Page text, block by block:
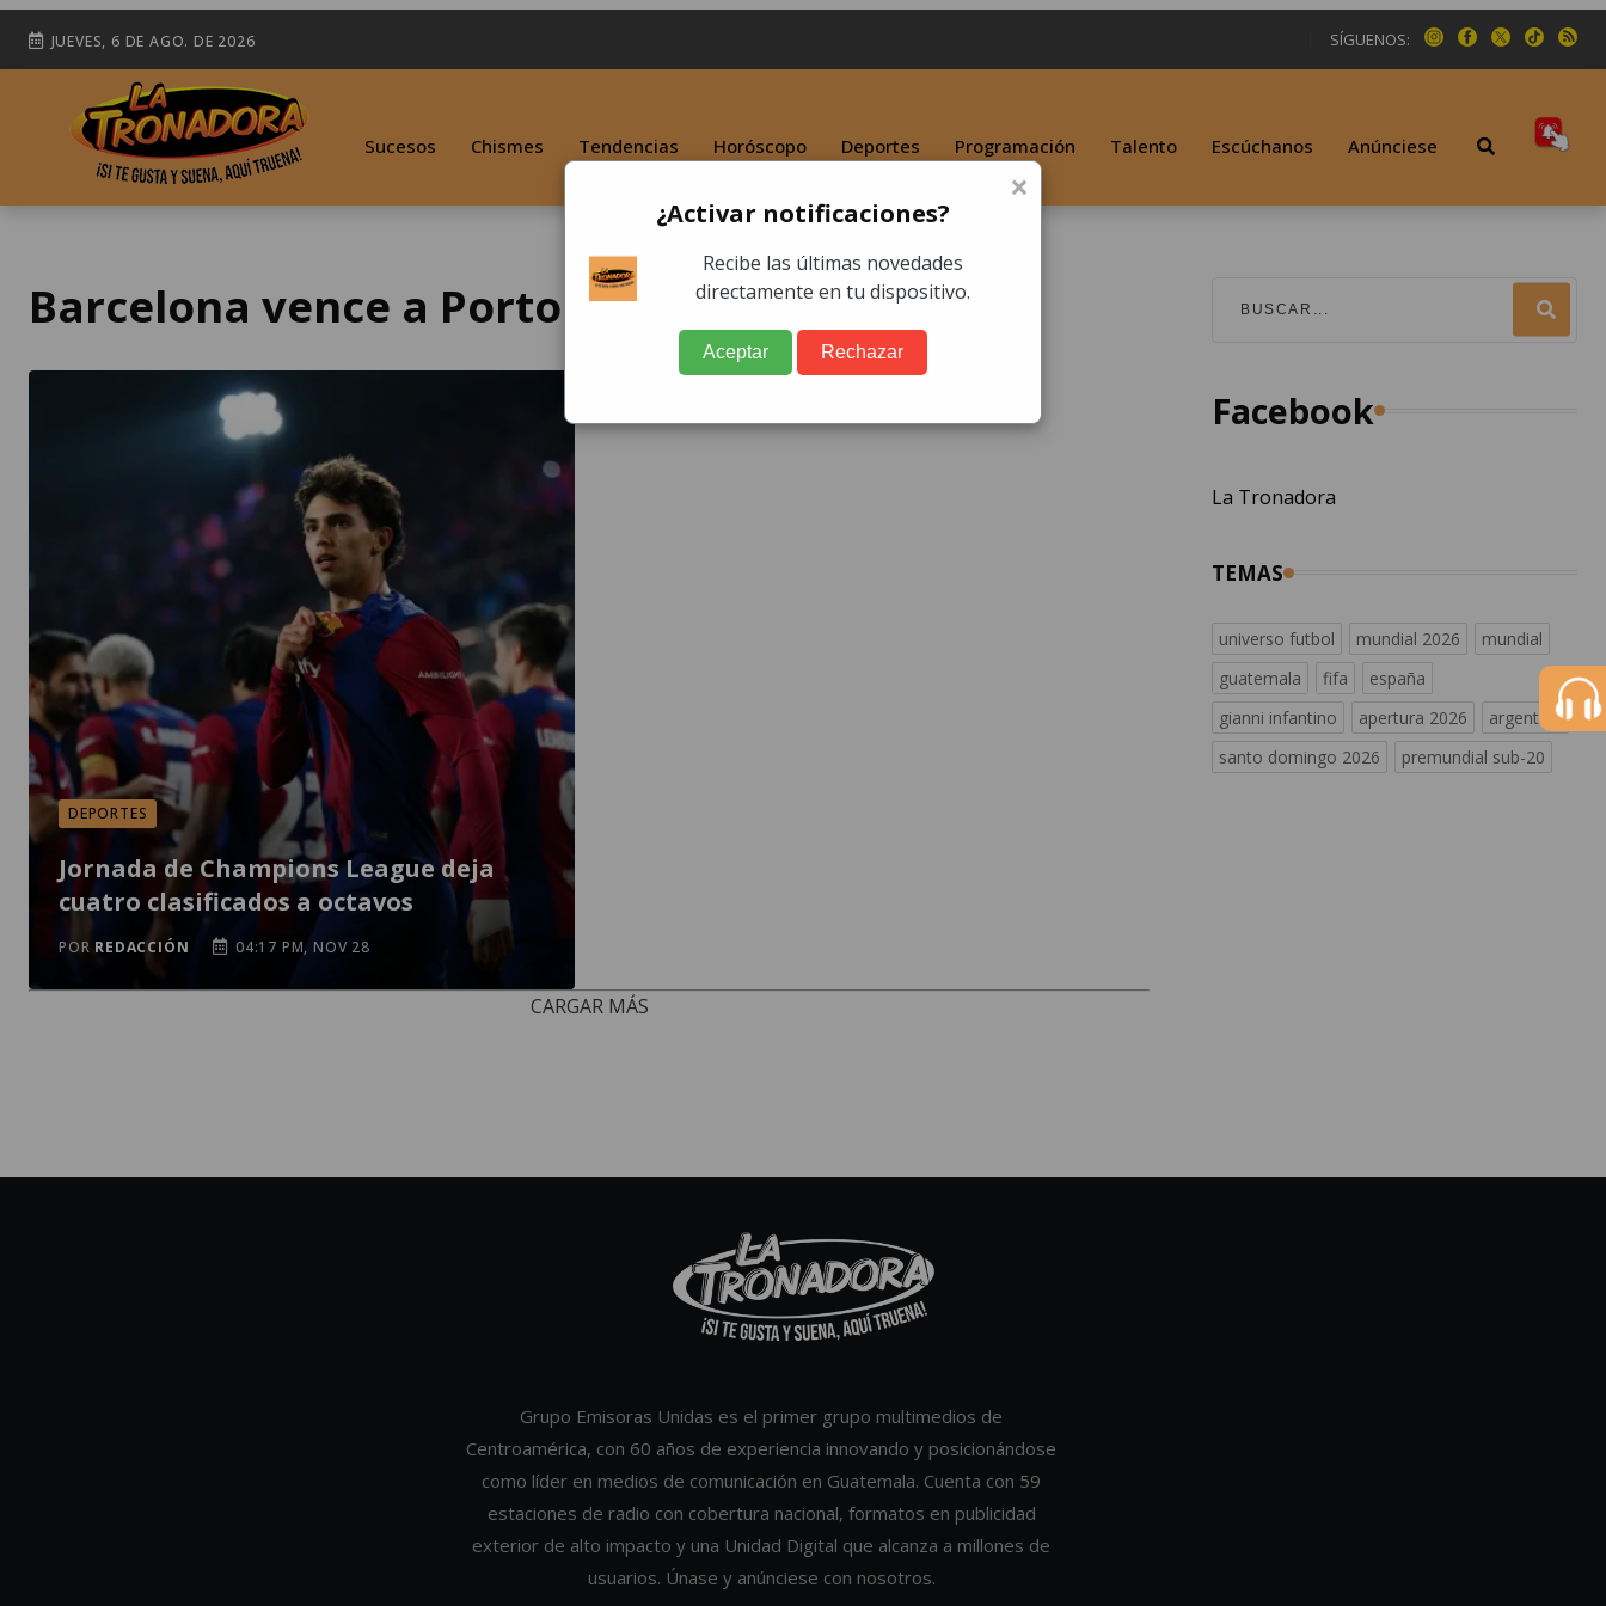
JUEVES, 6 DE AGO. DE 2026 SÍGUENOS:
Sucesos Chismes Tendencias Horóscopo Deportes Programación Talento Escúchanos Anúnciese
Barcelona vence a Porto
DEPORTES
Jornada de Champions League deja
cuatro clasificados a octavos
POR REDACCIÓN 04:17 PM, NOV 28
CARGAR MÁS
Facebook
La Tronadora
TEMAS
universo futbol mundial 2026
mundial
guatemala
fifa
españa
gianni infantino
apertura 2026
argentina
santo domingo 2026
premundial sub-20
Grupo Emisoras Unidas es el primer grupo multimedios de
Centroamérica, con 60 años de experiencia innovando y posicionándose
como líder en medios de comunicación en Guatemala. Cuenta con 59
estaciones de radio con cobertura nacional, formatos en publicidad
exterior de alto impacto y una Unidad Digital que alcanza a millones de
usuarios. Únase y anúnciese con nosotros.
×
¿Activar notificaciones?
Recibe las últimas novedades
directamente en tu dispositivo.
Aceptar Rechazar